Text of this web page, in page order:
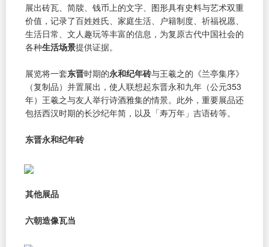
展出砖瓦、简牍、钱币上的文字、图形具有史料与艺术双重
价值，记录了百姓姓氏、家庭生活、户籍制度、祈福祝愿、
生活日常、文人趣玩等丰富的信息，为复原古代中国社会的
各种生活场景提供证据。
展览将一套东晋时期的永和纪年砖与王羲之的《兰亭集序》
（复制品）并置展出，使人联想起东晋永和九年（公元353
年）王羲之与友人举行诗酒雅集的情景。此外，重要展品还
包括西汉时期的长沙纪年简，以及「寿万年」吉语砖等。
东晋永和纪年砖
其他展品
六朝造像瓦当